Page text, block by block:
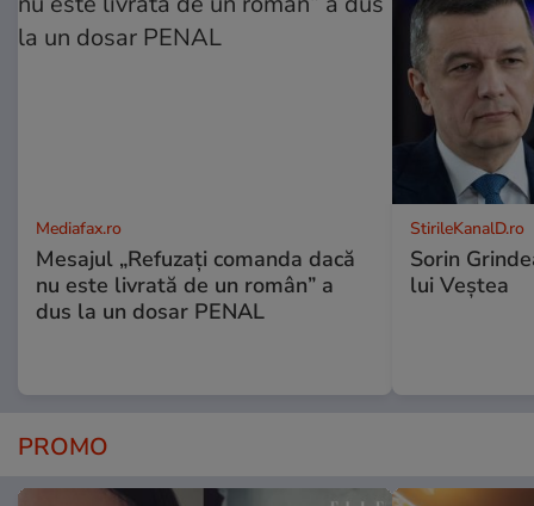
Mediafax.ro
Mesajul „Refuzați comanda dacă
nu este livrată de un român” a
dus la un dosar PENAL
StirileKanalD.ro
Sorin
lui Veștea
PROMO